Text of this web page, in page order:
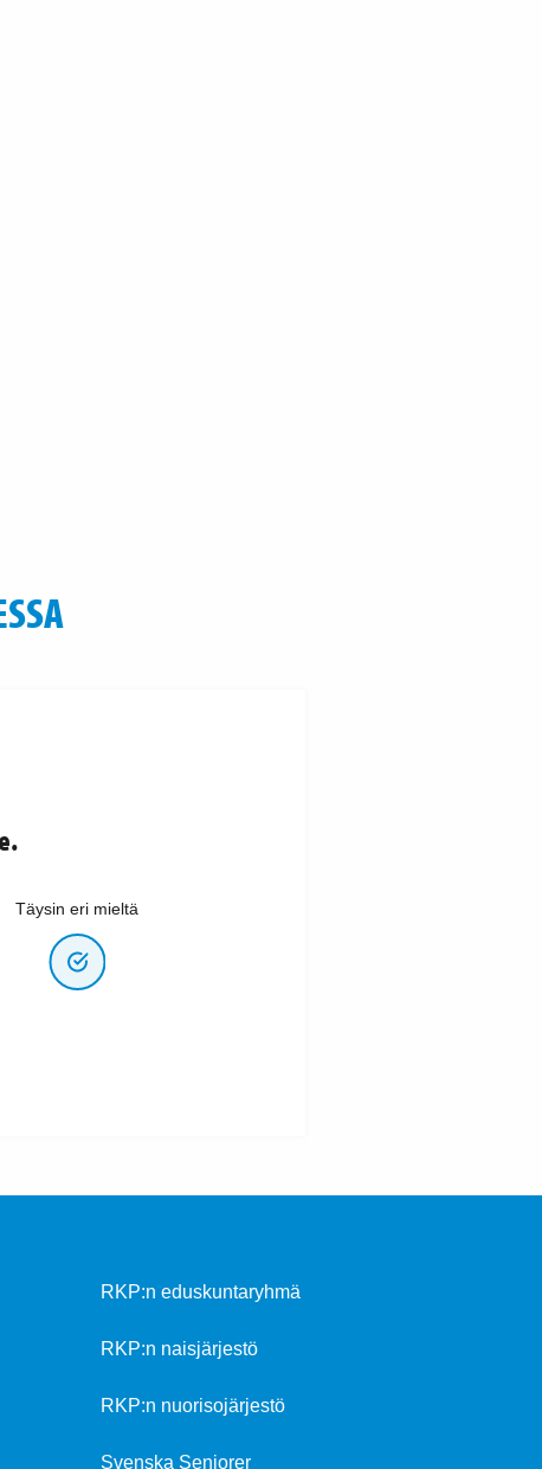
Täysin eri mieltä
RKP:n eduskuntaryhmä
RKP:n naisjärjestö
RKP:n nuorisojärjestö
Svenska Seniorer